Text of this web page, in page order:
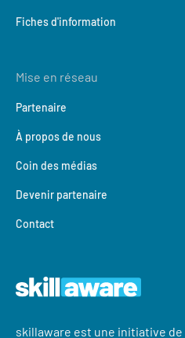
Fiches d'information
Mise en réseau
Partenaire
À propos de nous
Coin des médias
Devenir partenaire
Contact
skillaware est une initiative de